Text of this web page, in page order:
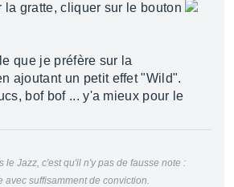
la gratte, cliquer sur le bouton
que je préfère sur la
ajoutant un petit effet "Wild".
bof bof ... y'a mieux pour le
le Jazz, c'est qu'il n'y pas de fausse note :
avec suffisamment de conviction.